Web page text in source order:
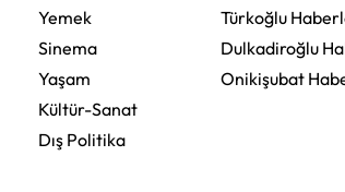
Yemek
Sinema
Yaşam
Kültür-Sanat
Dış Politika
Türkoğlu
Dulkadiroğlu
Onikişubat